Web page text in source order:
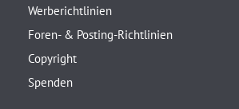
Werberichtlinien
Foren- & Posting-Richtlinien
Copyright
Spenden